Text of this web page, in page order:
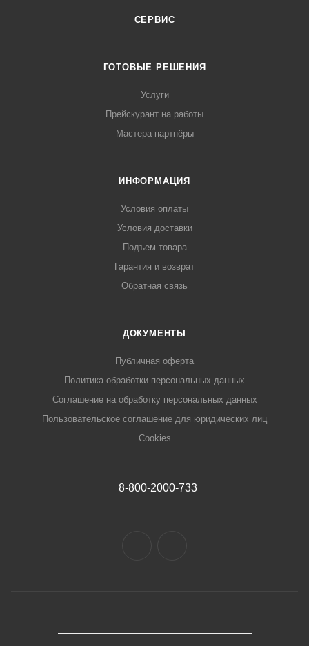
СЕРВИС
ГОТОВЫЕ РЕШЕНИЯ
Услуги
Прейскурант на работы
Мастера-партнёры
ИНФОРМАЦИЯ
Условия оплаты
Условия доставки
Подъем товара
Гарантия и возврат
Обратная связь
ДОКУМЕНТЫ
Публичная оферта
Политика обработки персональных данных
Соглашение на обработку персональных данных
Пользовательское соглашение для юридических лиц
Cookies
8-800-2000-733